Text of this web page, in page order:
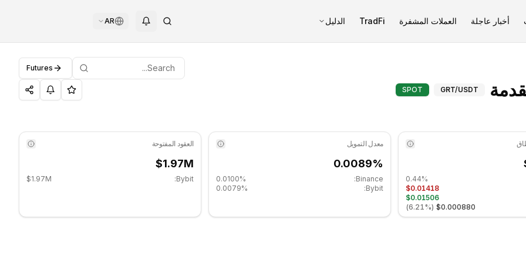
أخبار عاجلة العملات المشفرة TradFi الدليل AR
Futures
ذا غراف (GRT) المؤشرات المتقدمة - COINOTAG
GRT/USDT
SPOT
0.44%
$0.01418
$0.01506
$0.000880
(
6.21%
)
معدل التمويل
0.0089%
Binance:
0.0100%
Bybit:
0.0079%
العقود المفتوحة
$1.97M
Bybit:
$1.97M